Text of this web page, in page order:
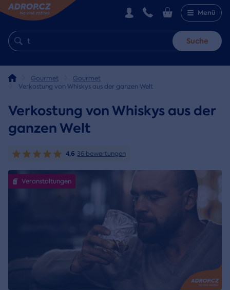
Menü
Suche
Gourmet
Gourmet
Verkostung von Whiskys aus der ganzen Welt
Verkostung von Whiskys aus der
ganzen Welt
4,6 36 bewertungen
Veranstaltungen